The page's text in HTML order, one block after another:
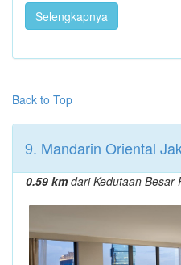
Selengkapnya
Back to Top
9. Mandarin Oriental
0.59 kmdari Kedutaan Besar